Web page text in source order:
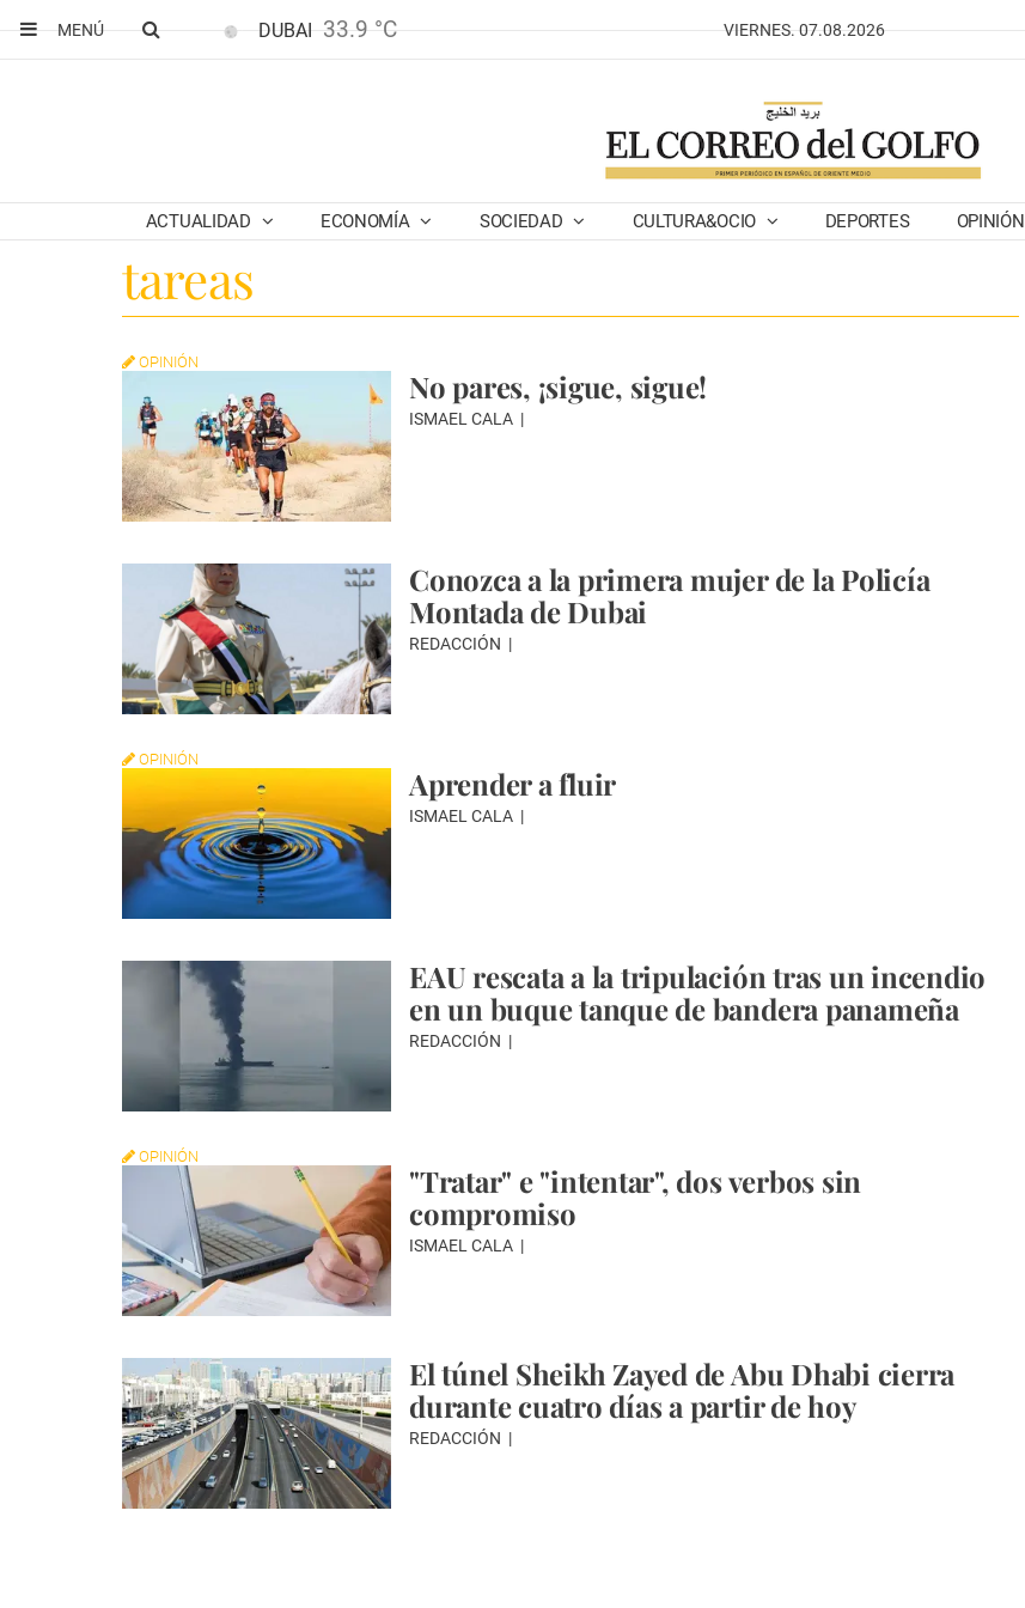
MENÚ
DUBAI 33.9 °C VIERNES. 07.08.2026
ACTUALIDAD ECONOMÍA SOCIEDAD CULTURA&OCIO DEPORTES OPINIÓN
tareas
OPINIÓN
No pares, ¡sigue, sigue!
ISMAEL CALA
Conozca a la primera mujer de la Policía
Montada de Dubai
REDACCIÓN
OPINIÓN
Aprender a fluir
ISMAEL CALA
EAU rescata a la tripulación tras un incendio
en un buque tanque de bandera panameña
REDACCIÓN
OPINIÓN
"Tratar" e "intentar", dos verbos sin
compromiso
ISMAEL CALA
El túnel Sheikh Zayed de Abu Dhabi cierra
durante cuatro días a partir de hoy
REDACCIÓN